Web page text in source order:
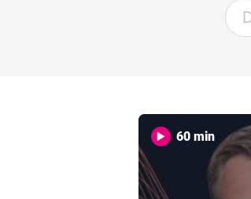
60 min